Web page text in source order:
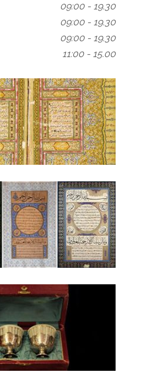
09:00 - 19.30
09:00 - 19.30
09:00 - 19.30
11:00 - 15.00